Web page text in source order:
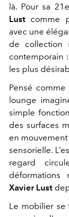
là. Pour sa
Lust comme
avec une
de collection
contemporain
les plus
Pensé
lounge
simple
des surfaces
en
sensorielle.
regard
déformations
Xavier Lust
Le mobilier se